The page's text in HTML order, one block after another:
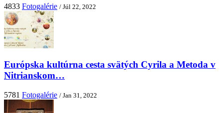
4833 Fotogalérie / Júl 22, 2022
Európska kultúrna cesta svätých Cyrila a Metoda v
Nitrianskom…
5781 Fotogalérie / Jan 31, 2022